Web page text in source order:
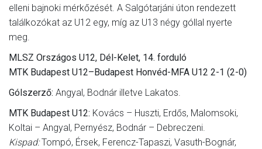
elleni bajnoki mérkőzését. A Salgótarjáni úton rendezett
találkozókat az U12 egy, míg az U13 négy góllal nyerte
meg.
MLSZ Országos U12, Dél-Kelet, 14. forduló
MTK Budapest U12–Budapest Honvéd-MFA U12 2-1 (2-0)
Gólszerző: Angyal, Bodnár illetve Lakatos.
MTK Budapest U12: Kovács – Huszti, Erdős, Malomsoki,
Koltai – Angyal, Pernyész, Bodnár – Debreczeni.
Kispad:Tompó, Érsek, Ferencz-Tapaszi, Vasuth-Bognár,